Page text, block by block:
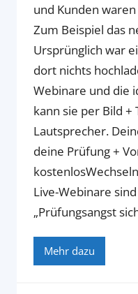
b
und Kunden
Zum Beispiel das
Ursprünglich war
dort nichts
Webinare und die
kann sie per Bild
Lautsprecher.
deine Prüfung +
Live-Webinare
„Prüfungsangst
Mehr dazu